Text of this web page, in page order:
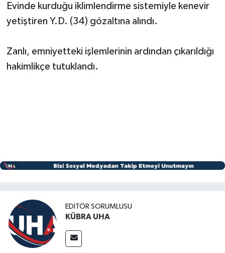
Evinde kurduğu iklimlendirme sistemiyle kenevir
yetiştiren Y.D. (34) gözaltına alındı.
Zanlı, emniyetteki işlemlerinin ardından çıkarıldığı
hakimlikçe tutuklandı.
EDİTÖR SORUMLUSU
KÜBRA UHA